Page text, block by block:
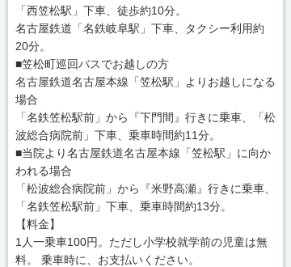
「西笠松駅」下車、徒歩約10分。
名古屋鉄道「名鉄岐阜駅」下車、タクシー利用約
20分。
■笠松町巡回バスでお越しの方
名古屋鉄道名古屋本線「笠松駅」よりお越しになる
場合
「名鉄笠松駅前」から『下門間』行きに乗車、「松
波総合病院前」下車、乗車時間約11分。
■当院より名古屋鉄道名古屋本線「笠松駅」に向か
われる場合
「松波総合病院前」から『米野高瀬』行きに乗車、
「名鉄笠松駅前」下車、乗車時間約13分。
【料金】
1人一乗車100円。ただし小学校就学前の児童は無
料。 乗車時に、お支払いください。